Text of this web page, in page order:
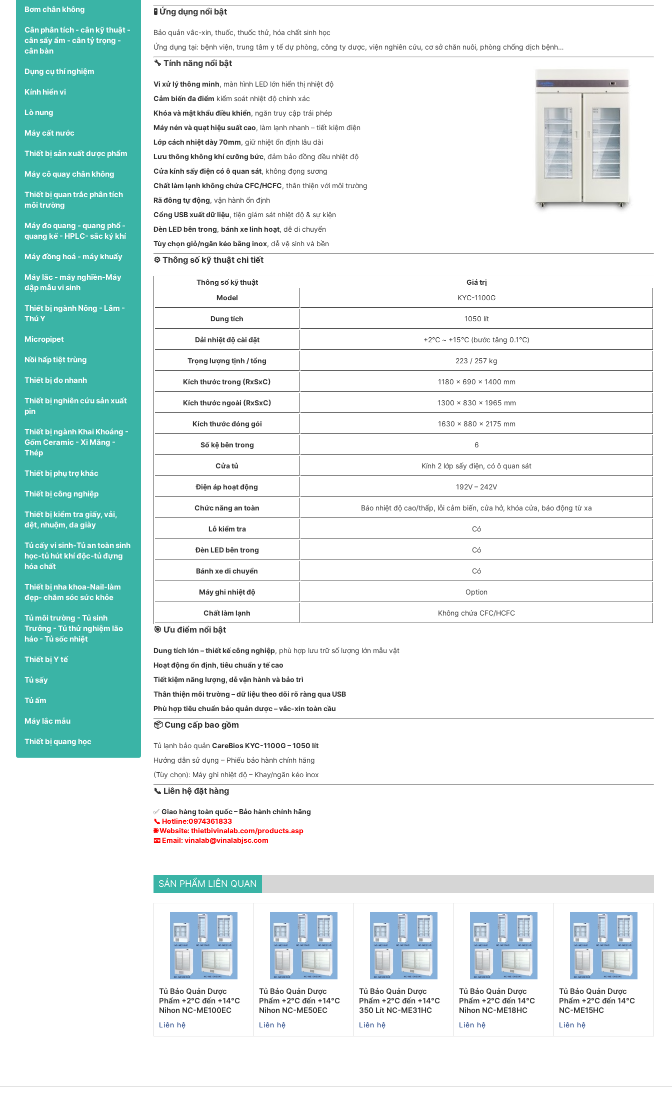
Bơm chân không
Cân phân tích - cân kỹ thuật -
cân sấy ẩm - cân tỷ trọng -
cân bàn
Dụng cụ thí nghiệm
Kính hiển vi
Lò nung
Máy cất nước
Thiết bị sản xuất dược phẩm
Máy cô quay chân không
Thiết bị quan trắc phân tích
môi trường
Máy đo quang - quang phổ -
quang kế - HPLC- sắc ký khí
Máy đồng hoá - máy khuấy
Máy lắc - máy nghiền-Máy
dập mẫu vi sinh
Thiết bị ngành Nông - Lâm -
Thú Y
Micropipet
Nồi hấp tiệt trùng
Thiết bị đo nhanh
Thiết bị nghiên cứu sản xuất
pin
Thiết bị ngành Khai Khoáng -
Gốm Ceramic - Xi Măng -
Thép
Thiết bị phụ trợ khác
Thiết bị công nghiệp
Thiết bị kiểm tra giấy, vải,
dệt, nhuộm, da giày
Tủ cấy vi sinh-Tủ an toàn sinh
học-tủ hút khí độc-tủ đựng
hóa chất
Thiết bị nha khoa-Nail-làm
đẹp- chăm sóc sức khỏe
Tủ môi trường - Tủ sinh
Trưởng - Tủ thử nghiệm lão
háo - Tủ sốc nhiệt
Thiết bị Y tế
Tủ sấy
Tủ ấm
Máy lắc mẫu
Thiết bị quang học
🧪 Ứng dụng nổi bật
Bảo quản vắc-xin, thuốc, thuốc thử, hóa chất sinh học
Ứng dụng tại: bệnh viện, trung tâm y tế dự phòng, công ty dược, viện nghiên cứu, cơ sở chăn nuôi, phòng chống dịch bệnh…
🔧 Tính năng nổi bật
Vi xử lý thông minh, màn hình LED lớn hiển thị nhiệt độ
Cảm biến đa điểm kiểm soát nhiệt độ chính xác
Khóa và mật khẩu điều khiển, ngăn truy cập trái phép
Máy nén và quạt hiệu suất cao, làm lạnh nhanh – tiết kiệm điện
Lớp cách nhiệt dày 70mm, giữ nhiệt ổn định lâu dài
Lưu thông không khí cưỡng bức, đảm bảo đồng đều nhiệt độ
Cửa kính sấy điện có ô quan sát, không đọng sương
Chất làm lạnh không chứa CFC/HCFC, thân thiện với môi trường
Rã đông tự động, vận hành ổn định
Cổng USB xuất dữ liệu, tiện giám sát nhiệt độ & sự kiện
Đèn LED bên trong, bánh xe linh hoạt, dễ di chuyển
Tùy chọn giỏ/ngăn kéo bằng inox, dễ vệ sinh và bền
⚙️ Thông số kỹ thuật chi tiết
Thông số kỹ thuật
Giá trị
Model
KYC-1100G
Dung tích 1050 lít
Dải nhiệt độ cài đặt +2℃ ~ +15℃ (bước tăng 0.1℃)
Trọng lượng tịnh / tổng 223 / 257 kg
Kích thước trong (RxSxC) 1180 × 690 × 1400 mm
Kích thước ngoài (RxSxC) 1300 × 830 × 1965 mm
Kích thước đóng gói 1630 × 880 × 2175 mm
Số kệ bên trong 6
Cửa tủ Kính 2 lớp sấy điện, có ô quan sát
Điện áp hoạt động 192V – 242V
Chức năng an toàn Báo nhiệt độ cao/thấp, lỗi cảm biến, cửa hở, khóa cửa, báo động từ xa
Lỗ kiểm tra Có
Đèn LED bên trong Có
Bánh xe di chuyển Có
Máy ghi nhiệt độ Option
Chất làm lạnh Không chứa CFC/HCFC
🎯 Ưu điểm nổi bật
Dung tích lớn – thiết kế công nghiệp, phù hợp lưu trữ số lượng lớn mẫu vật
Hoạt động ổn định, tiêu chuẩn y tế cao
Tiết kiệm năng lượng, dễ vận hành và bảo trì
Thân thiện môi trường – dữ liệu theo dõi rõ ràng qua USB
Phù hợp tiêu chuẩn bảo quản dược – vắc-xin toàn cầu
📦 Cung cấp bao gồm
Tủ lạnh bảo quản CareBios KYC-1100G – 1050 lít
Hướng dẫn sử dụng – Phiếu bảo hành chính hãng
(Tùy chọn): Máy ghi nhiệt độ – Khay/ngăn kéo inox
📞 Liên hệ đặt hàng
✅ Giao hàng toàn quốc – Bảo hành chính hãng
📞 Hotline:0974361833
🌐Website:thietbivinalab.com/products.asp
📧Email: vinalab@vinalabjsc.com
SẢN PHẨM LIÊN QUAN
Tủ Bảo Quản Dược
Phẩm +2°C đến +14°C
Nihon NC-ME100EC
Liên hệ
Tủ Bảo Quản Dược
Phẩm +2°C đến +14°C
Nihon NC-ME50EC
Liên hệ
Tủ Bảo Quản Dược
Phẩm +2°C đến +14°C
350 Lít NC-ME31HC
Liên hệ
Tủ Bảo Quản Dược
Phẩm +2°C đến 14°C
Nihon NC-ME18HC
Liên hệ
Tủ Bảo Quản Dược
Phẩm +2°C đến 14°C
NC-ME15HC
Liên hệ